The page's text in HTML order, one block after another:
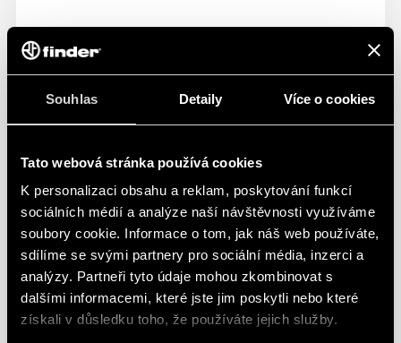
Souhlas Detaily Více o cookies
Tato webová stránka používá cookies
K personalizaci obsahu a reklam, poskytování funkcí
sociálních médií a analýze naší návštěvnosti využíváme
soubory cookie. Informace o tom, jak náš web používáte,
sdílíme se svými partnery pro sociální média, inzerci a
analýzy. Partneři tyto údaje mohou zkombinovat s
dalšími informacemi, které jste jim poskytli nebo které
získali v důsledku toho, že používáte jejich služby.